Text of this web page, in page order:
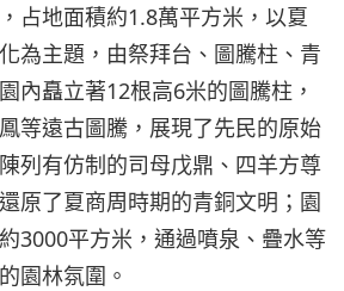
占地面積約1.8萬平方米，以夏
為主題，由祭拜台、圖騰柱、青
內矗立著12根高6米的圖騰柱，
等遠古圖騰，展現了先民的原始
列有仿制的司母戊鼎、四羊方尊
原了夏商周時期的青銅文明；園
3000平方米，通過噴泉、疊水等
園林氛圍。